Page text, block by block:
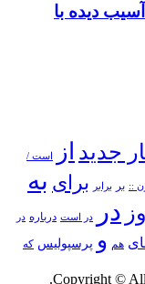
دیده با
جدید از است /
:: بر برابر برای به
در در است درباره در
هم و پرسپولیس که
Copyright © All